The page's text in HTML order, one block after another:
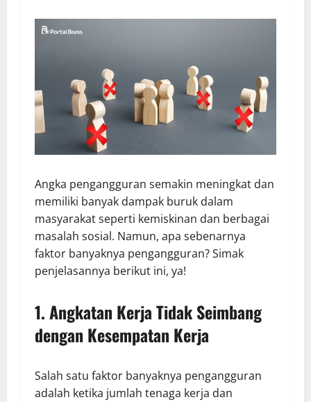
Angka pengangguran semakin meningkat dan
memiliki banyak dampak buruk dalam
masyarakat seperti kemiskinan dan berbagai
masalah sosial. Namun, apa sebenarnya
faktor banyaknya pengangguran? Simak
penjelasannya berikut ini, ya!
1. Angkatan Kerja Tidak Seimbang
dengan Kesempatan Kerja
Salah satu faktor banyaknya pengangguran
adalah ketika jumlah tenaga kerja dan